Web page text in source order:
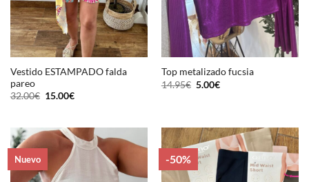
Vestido ESTAMPADO falda
pareo
32.00€ El
32.00€.
15.00€El
15.00€.
Top metalizado fucsia
14.95€ El
5.00€El
Nuevo -50%